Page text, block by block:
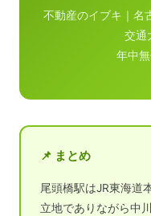
不動産のイブキ｜
交通
年中
📌 まとめ
尾頭橋駅はJR東海道
立地でありながら中